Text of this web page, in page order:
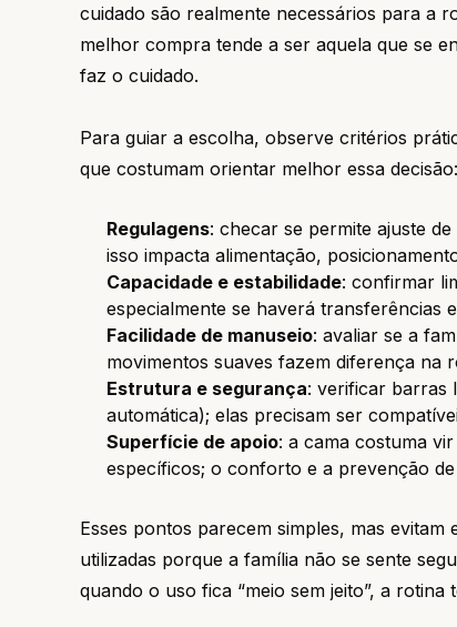
cuidado são realmente necessários para a
melhor compra tende a ser aquela que se
faz o cuidado.
Para guiar a escolha, observe critérios
que costumam orientar melhor essa decisão:
Regulagens: checar se permite ajuste
isso impacta alimentação,
Capacidade e estabilidade: confirmar
especialmente se haverá transferências
Facilidade de manuseio: avaliar se a
movimentos suaves fazem diferença na
Estrutura e segurança: verificar barras
automática); elas precisam ser
Superfície de apoio: a cama costuma
específicos; o conforto e a prevenção
Esses pontos parecem simples, mas
utilizadas porque a família não se sente
quando o uso fica “meio sem jeito”, a